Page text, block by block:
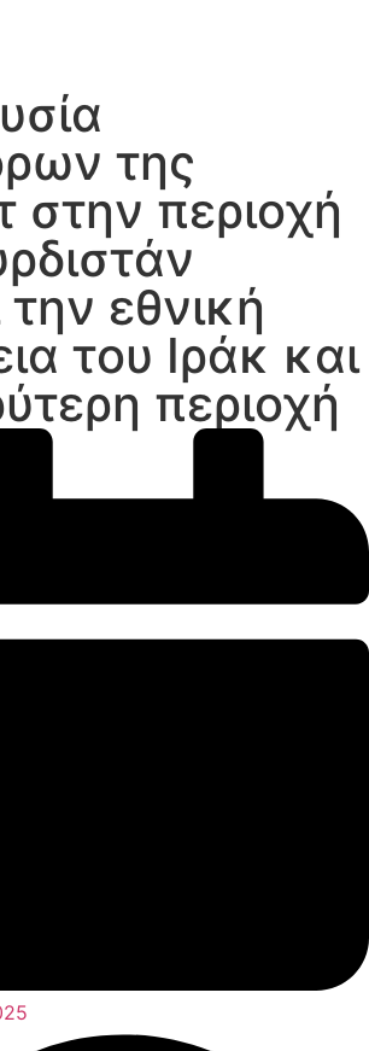
της
στην περιοχή
την εθνική
του Ιράκ και
περιοχή